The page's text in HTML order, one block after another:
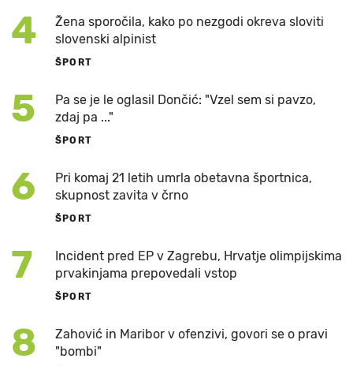
4
Žena sporočila, kako po nezgodi okreva sloviti
slovenski alpinist
ŠPORT
5
Pa se je le oglasil Dončić: "Vzel sem si pavzo,
zdaj pa ..."
ŠPORT
6
Pri komaj 21 letih umrla obetavna športnica,
skupnost zavita v črno
ŠPORT
7
Incident pred EP v Zagrebu, Hrvatje olimpijskima
prvakinjama prepovedali vstop
ŠPORT
8
Zahović in Maribor v ofenzivi, govori se o pravi
"bombi"